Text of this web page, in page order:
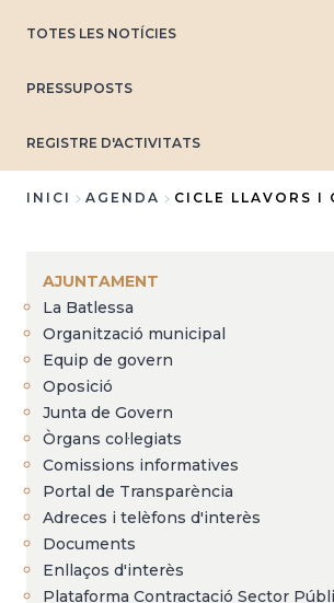
TOTES LES NOTÍCIES
PRESSUPOSTS
REGISTRE D'ACTIVITATS
d'Ariadna
INICI AGENDA CICLE LLAVORS I
AJUNTAMENT
La Batlessa
Organització municipal
Equip de govern
Oposició
Junta de Govern
Òrgans col·legiats
Comissions informatives
Portal de Transparència
Adreces i telèfons d'interès
Documents
Enllaços d'interès
Plataforma Contractació Sector